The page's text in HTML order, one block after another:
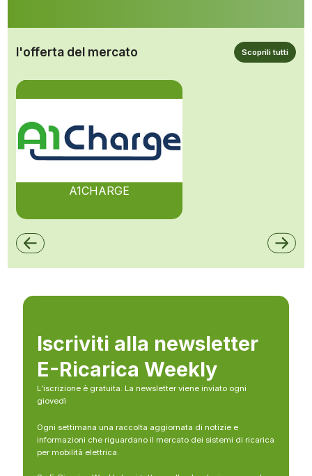
l'offerta del mercato Scoprili tutti
A1CHARGE
Iscriviti alla newsletter
E-Ricarica Weekly
L’iscrizione è gratuita. La newsletter viene inviato ogni
giovedì
Ogni settimana una raccolta aggiornata di notizie e
informazioni che riguardano il mercato dei sistemi di ricarica
per mobilità elettrica.